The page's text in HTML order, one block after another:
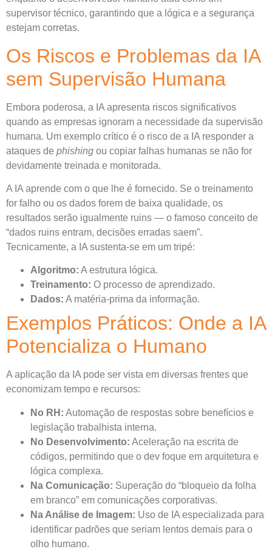
supervisor técnico, garantindo que a lógica e a segurança
estejam corretas.
Os Riscos e Problemas da IA
sem Supervisão Humana
Embora poderosa, a IA apresenta riscos significativos
quando as empresas ignoram a necessidade da supervisão
humana. Um exemplo crítico é o risco de a IA responder a
ataques de phishing ou copiar falhas humanas se não for
devidamente treinada e monitorada.
A IA aprende com o que lhe é fornecido. Se o treinamento
for falho ou os dados forem de baixa qualidade, os
resultados serão igualmente ruins — o famoso conceito de
“dados ruins entram, decisões erradas saem”.
Tecnicamente, a IA sustenta-se em um tripé:
Algoritmo: A estrutura lógica.
Treinamento: O processo de aprendizado.
Dados: A matéria-prima da informação.
Exemplos Práticos: Onde a IA
Potencializa o Humano
A aplicação da IA pode ser vista em diversas frentes que
economizam tempo e recursos:
No RH: Automação de respostas sobre benefícios e
legislação trabalhista interna.
No Desenvolvimento: Aceleração na escrita de
códigos, permitindo que o dev foque em arquitetura e
lógica complexa.
Na Comunicação: Superação do “bloqueio da folha
em branco” em comunicações corporativas.
Na Análise de Imagem: Uso de IA especializada para
identificar padrões que seriam lentos demais para o
olho humano.